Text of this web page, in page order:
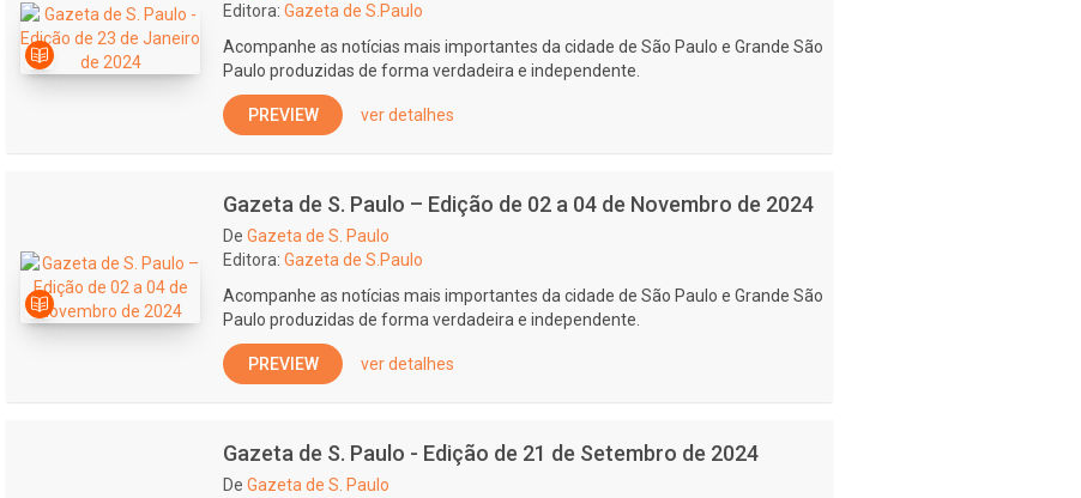
Editora: Gazeta de S.Paulo
Acompanhe as notícias mais importantes da cidade de São Paulo e Grande São
Paulo produzidas de forma verdadeira e independente.
PREVIEW ver detalhes
Gazeta de S. Paulo – Edição de 02 a 04 de Novembro de 2024
De Gazeta de S. Paulo
Editora: Gazeta de S.Paulo
Acompanhe as notícias mais importantes da cidade de São Paulo e Grande São
Paulo produzidas de forma verdadeira e independente.
PREVIEW ver detalhes
Gazeta de S. Paulo - Edição de 21 de Setembro de 2024
De Gazeta de S. Paulo